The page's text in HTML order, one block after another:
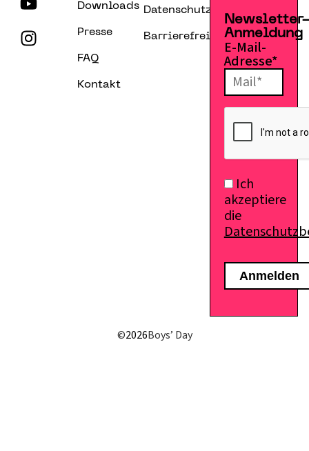
Downloads
Presse
FAQ
Kontakt
Datenschutzerklärung
Barrierefreiheitserklärung
Anmeldung
E-Mail-
Adresse*
Ich
akzeptiere
die
©2026Boys’ Day